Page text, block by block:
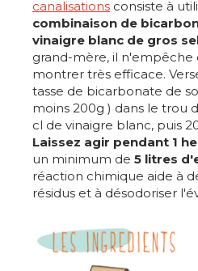
canalisations consiste à
combinaison de
vinaigre blanc de gros
grand-mère, il n'empêche
montrer très efficace.
tasse de bicarbonate de
moins 200g ) dans le trou
cl de vinaigre blanc, puis
Laissez agir pendant 1
un minimum de 5 litres
réaction chimique aide à
résidus et à désodoriser